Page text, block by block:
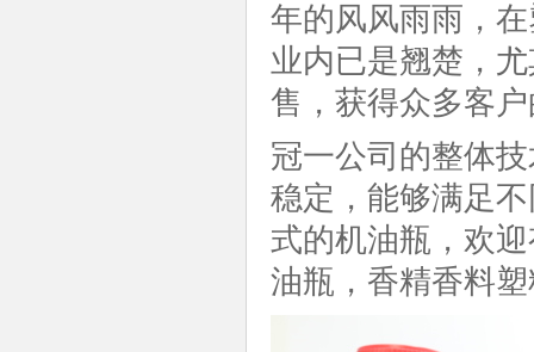
年的风风雨雨，
业内已是翘楚，
售，获得众多客
冠一公司的整体
稳定，能够满足
式的机油瓶，欢
油瓶，香精香料